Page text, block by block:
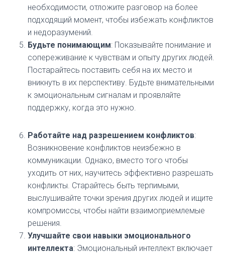
необходимости, отложите разговор на более
подходящий момент, чтобы избежать конфликтов
и недоразумений.
Будьте понимающим: Показывайте понимание и
сопереживание к чувствам и опыту других людей.
Постарайтесь поставить себя на их место и
вникнуть в их перспективу. Будьте внимательными
к эмоциональным сигналам и проявляйте
поддержку, когда это нужно.
Работайте над разрешением конфликтов:
Возникновение конфликтов неизбежно в
коммуникации. Однако, вместо того чтобы
уходить от них, научитесь эффективно разрешать
конфликты. Старайтесь быть терпимыми,
выслушивайте точки зрения других людей и ищите
компромиссы, чтобы найти взаимоприемлемые
решения.
Улучшайте свои навыки эмоционального
интеллекта: Эмоциональный интеллект включает